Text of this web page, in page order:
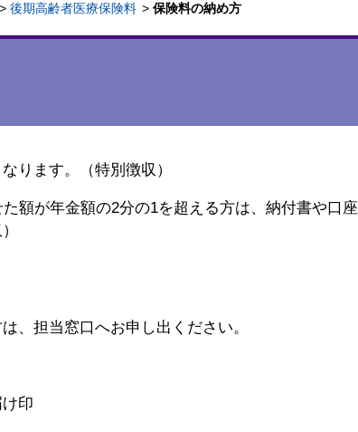
後期高齢者医療保険料 保険料の納め方
ります。（特別徴収）
額が年金額の2分の1を超える方は、納付書や口座
、担当窓口へお申し出ください。
印